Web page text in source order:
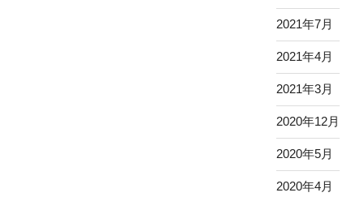
2021年7月
2021年4月
2021年3月
2020年12月
2020年5月
2020年4月